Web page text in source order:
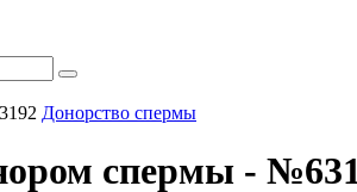
Донорство спермы
спермы -